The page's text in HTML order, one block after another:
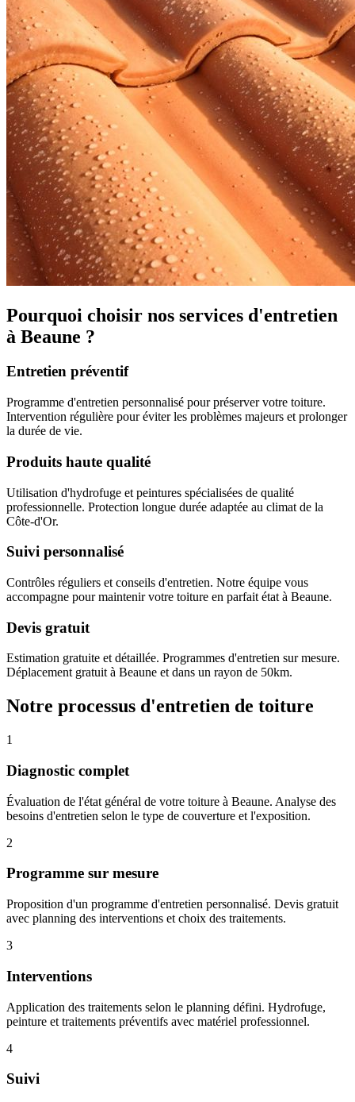
Pourquoi choisir nos services d'entretien
à Beaune ?
Entretien préventif
Programme d'entretien personnalisé pour préserver votre toiture.
Intervention régulière pour éviter les problèmes majeurs et prolonger
la durée de vie.
Produits haute qualité
Utilisation d'hydrofuge et peintures spécialisées de qualité
professionnelle. Protection longue durée adaptée au climat de la
Côte-d'Or.
Suivi personnalisé
Contrôles réguliers et conseils d'entretien. Notre équipe vous
accompagne pour maintenir votre toiture en parfait état à Beaune.
Devis gratuit
Estimation gratuite et détaillée. Programmes d'entretien sur mesure.
Déplacement gratuit à Beaune et dans un rayon de 50km.
Notre processus d'entretien de toiture
1
Diagnostic complet
Évaluation de l'état général de votre toiture à Beaune. Analyse des
besoins d'entretien selon le type de couverture et l'exposition.
2
Programme sur mesure
Proposition d'un programme d'entretien personnalisé. Devis gratuit
avec planning des interventions et choix des traitements.
3
Interventions
Application des traitements selon le planning défini. Hydrofuge,
peinture et traitements préventifs avec matériel professionnel.
4
Suivi